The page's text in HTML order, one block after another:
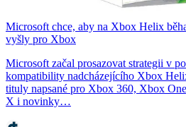
Microsoft chce, aby na Xbox Helix
vyšly pro Xbox
Microsoft začal prosazovat strategii v
kompatibility nadcházejícího Xbox
tituly napsané pro Xbox 360, Xbox
X i novinky…